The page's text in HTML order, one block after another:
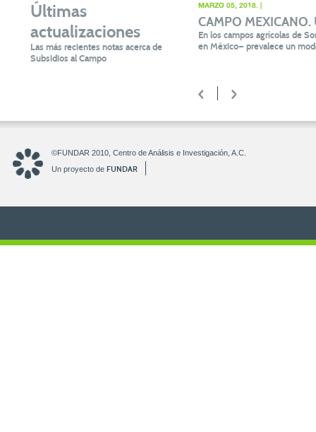
Últimas
actualizaciones
Las más recientes notas acerca de
Subsidios al Campo
MARZO 05, 2018. |
CAMPO
En los campos agrícolas de
en México— prevalece un
< >
©FUNDAR 2010, Centro de Análisis e Investigación, A.C.
Un proyecto de FUNDAR